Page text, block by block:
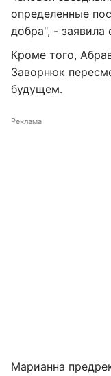
определенные
добра", - заявила
Кроме того,
Заворнюк
будущем.
Реклама
Марианна